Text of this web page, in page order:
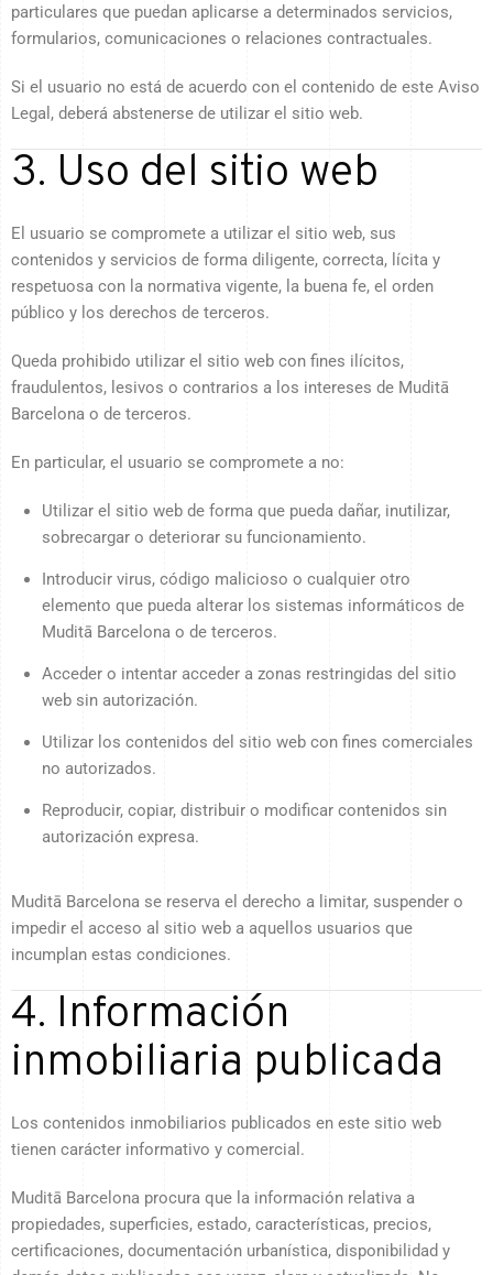
particulares que puedan aplicarse a determinados servicios,
formularios, comunicaciones o relaciones contractuales.
Si el usuario no está de acuerdo con el contenido de este Aviso
Legal, deberá abstenerse de utilizar el sitio web.
3. Uso del sitio web
El usuario se compromete a utilizar el sitio web, sus
contenidos y servicios de forma diligente, correcta, lícita y
respetuosa con la normativa vigente, la buena fe, el orden
público y los derechos de terceros.
Queda prohibido utilizar el sitio web con fines ilícitos,
fraudulentos, lesivos o contrarios a los intereses de Muditā
Barcelona o de terceros.
En particular, el usuario se compromete a no:
Utilizar el sitio web de forma que pueda dañar, inutilizar,
sobrecargar o deteriorar su funcionamiento.
Introducir virus, código malicioso o cualquier otro
elemento que pueda alterar los sistemas informáticos de
Muditā Barcelona o de terceros.
Acceder o intentar acceder a zonas restringidas del sitio
web sin autorización.
Utilizar los contenidos del sitio web con fines comerciales
no autorizados.
Reproducir, copiar, distribuir o modificar contenidos sin
autorización expresa.
Muditā Barcelona se reserva el derecho a limitar, suspender o
impedir el acceso al sitio web a aquellos usuarios que
incumplan estas condiciones.
4. Información
inmobiliaria publicada
Los contenidos inmobiliarios publicados en este sitio web
tienen carácter informativo y comercial.
Muditā Barcelona procura que la información relativa a
propiedades, superficies, estado, características, precios,
certificaciones, documentación urbanística, disponibilidad y